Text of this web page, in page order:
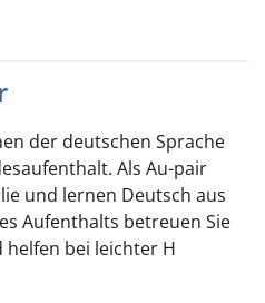
der deutschen Sprache
Als Au-pair
und lernen Deutsch aus
Aufenthalts betreuen Sie
helfen bei leichter H